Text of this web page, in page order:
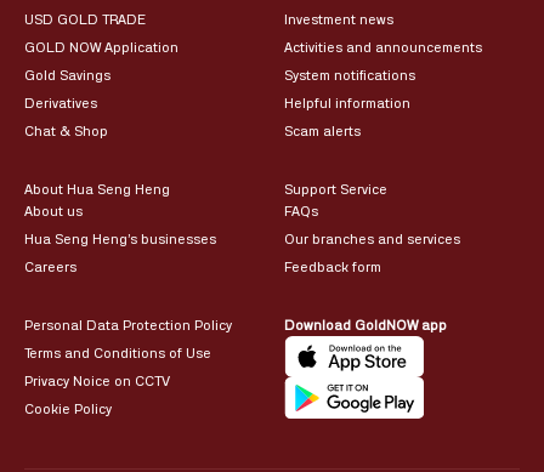
USD GOLD TRADE
GOLD NOW Application
Gold Savings
Derivatives
Chat & Shop
Investment news
Activities and announcements
System notifications
Helpful information
Scam alerts
About Hua Seng Heng
About us
Hua Seng Heng’s businesses
Careers
Support Service
FAQs
Our branches and services
Feedback form
Personal Data Protection Policy
Terms and Conditions of Use
Privacy Noice on CCTV
Cookie Policy
Download GoldNOW app